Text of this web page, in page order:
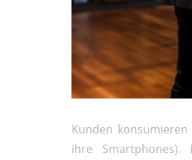
Kunden
ihre